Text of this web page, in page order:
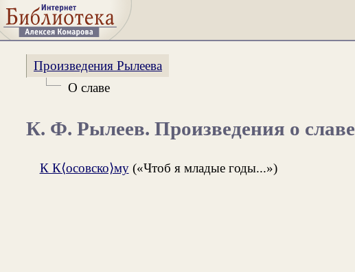
Произведения Рылеева
О славе
К. Ф. Рылеев. Произведения о славе
К К⟨осовско⟩му(«Чтоб я младые годы...»)